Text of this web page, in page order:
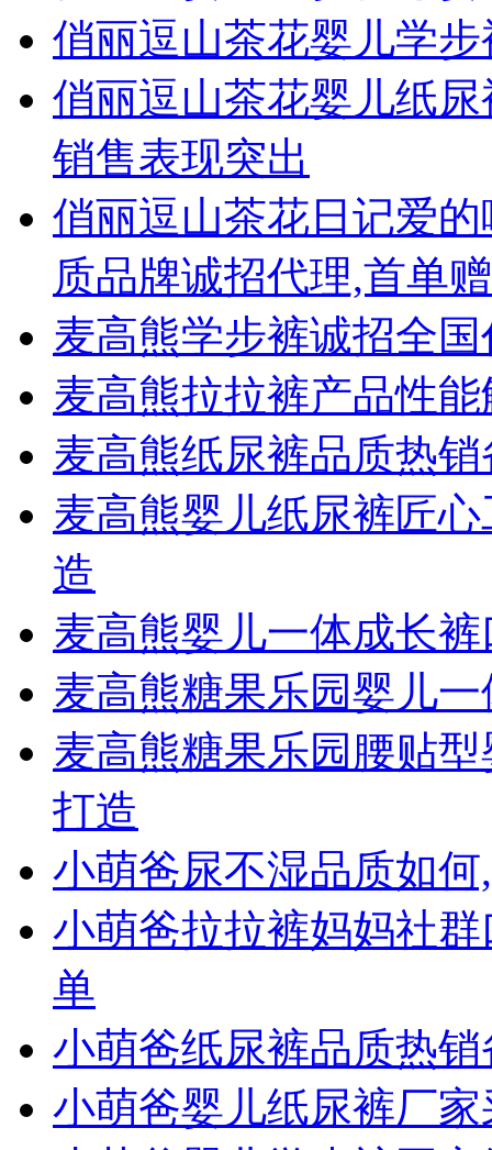
俏丽逗山茶花婴儿学
俏丽逗山茶花婴儿纸
销售表现突出
俏丽逗山茶花日记爱
质品牌诚招代理,首单
麦高熊学步裤诚招全
麦高熊拉拉裤产品性
麦高熊纸尿裤品质热
麦高熊婴儿纸尿裤匠
造
麦高熊婴儿一体成长
麦高熊糖果乐园婴儿
麦高熊糖果乐园腰贴
打造
小萌爸尿不湿品质如
小萌爸拉拉裤妈妈社
单
小萌爸纸尿裤品质热
小萌爸婴儿纸尿裤厂